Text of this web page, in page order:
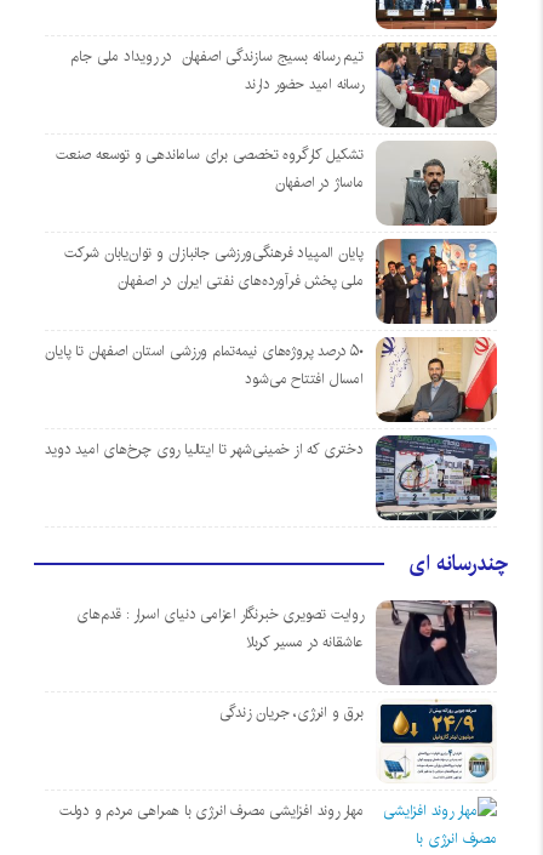
تیم رسانه بسیج سازندگی اصفهان در رویداد ملی جام
رسانه امید حضور دارند
تشکیل کارگروه تخصصی برای ساماندهی و توسعه صنعت
ماساژ در اصفهان
پایان المپیاد فرهنگی‌ورزشی جانبازان و توان‌یابان شرکت
ملی پخش فرآورده‌های نفتی ایران در اصفهان
۵۰ درصد پروژه‌های نیمه‌تمام ورزشی استان اصفهان تا پایان
امسال افتتاح می‌شود
دختری که از خمینی‌شهر تا ایتالیا روی چرخ‌های امید دوید
چندرسانه ای
روایت تصویری خبرنگار اعزامی دنیای اسرار : قدم‌های
عاشقانه در مسیر کربلا
برق و انرژی، جریان زندگی
مهار روند افزایشی مصرف انرژی با همراهی مردم و دولت